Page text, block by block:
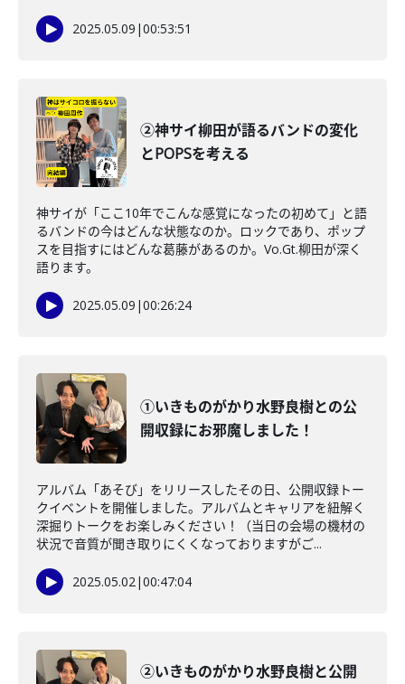
2025.05.09 |00:53:51
②神サイ柳田が語るバンドの変化
とPOPSを考える
神サイが「ここ10年でこんな感覚になったの初めて」と語
るバンドの今はどんな状態なのか。ロックであり、ポップ
スを目指すにはどんな葛藤があるのか。Vo.Gt.柳田が深く
語ります。
2025.05.09 |00:26:24
①いきものがかり水野良樹との公
開収録にお邪魔しました！
アルバム「あそび」をリリースしたその日、公開収録トー
クイベントを開催しました。アルバムとキャリアを紐解く
深掘りトークをお楽しみください！（当日の会場の機材の
状況で音質が聞き取りにくくなっておりますがご...
2025.05.02|00:47:04
②いきものがかり水野良樹と公開